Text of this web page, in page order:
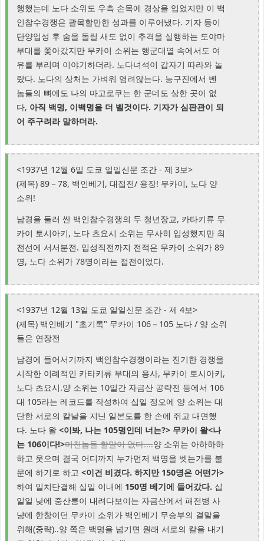
행했는데 노다 소위도 우측 손목에 경상을 입었지만 이 백
인참수경쟁은 괄목할만한 성과를 이루어냈다. 기자 등이
단양입성 후 숨을 돌릴 새도 없이 추격을 실행하는 도야마
부대를 쫓아갔지만 무카이 소위는 행군대열 속에서도 여
유를 부리며 이야기하더라. 노다녀석이 갑자기 따라와 놀
랐다. 노다의 상처는 가벼워 염려않는다. 능구진에서 벤
놈들의 뼈에도 나의 마고로쿠는 한 군데도 상한 곳이 없
다, 아직 백명, 이백명을 더 벨것이다. 기자가 심판관이 되
어 주구려라 말하더라.
<1937년 12월 6일 도쿄 일일신문 조간 - 제 3보>
(제목) 89－78, 백인베기, 대접전/ 용장! 무카이, 노다 양
소위!
남경을 둘러 싼 백인참수경쟁의 두 청년장교, 카타키류 무
카이 토시아키, 노다 츠요시 소위는 무사히 입성했지만 최
전선에 서서분전. 입성직전까지 전적은 무카이 소위가 89
명, 노다 소위가 78명이라는 접전이었다.
<1937년 12월 13일 도쿄 일일신문 조간 - 제 4보>
(제목) 백인베기 "초기록" 무카이 106－105 노다 / 양 소위
들은 연장전
남경에 들어서기까지 백인참수경쟁이라는 진기한 경쟁을
시작한 이례적인 카타키류 부대의 용사, 무카이 토시아키,
노다 츠요시.양 소위는 10일간 자금산 공략전 등에서 106
대 105라는 레코드를 작성하여 십일 정오에 양 소위는 대
단한 서로의 칼날을 지닌 일본도를 한 손에 쥐고 대면했
다. 노다 왈 <이봐, 나는 105명인데 너는?> 무카이 왈<나
는 106이다!>미친놈들 할말이 없다....양 소위는 아하하하
하고 웃으며 결국 어디까지 누가먼저 백명을 벳는가를 불
문에 하기로 하고 <이건 비겼다. 하지만 150명은 어떤가>
하여 일치단결해 십일 이내에 150명 베기에 들어갔다.십
일일 낮에 중산릉이 내려다보이는 자금산에서 패전병 사
냥에 한창이던 무카이 소위가 백인베기 무승부의 결말을
위해(중략)..양 쪽은 백명을 넘기면 원래 서로의 칼을 내기